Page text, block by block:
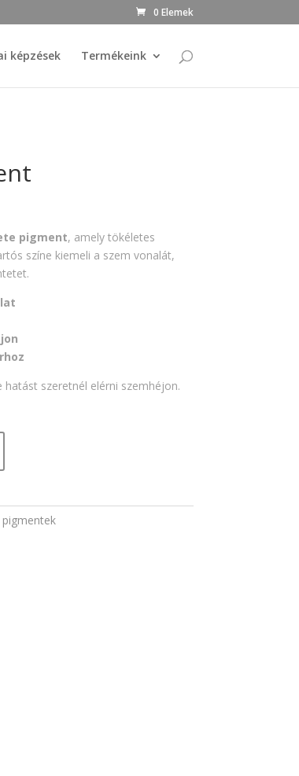
0 Elemek
képzések Termékeink
pigment, amely tökéletes
színe kiemeli a szem vonalát,
szeretnél elérni szemhéjon.
pigmentek